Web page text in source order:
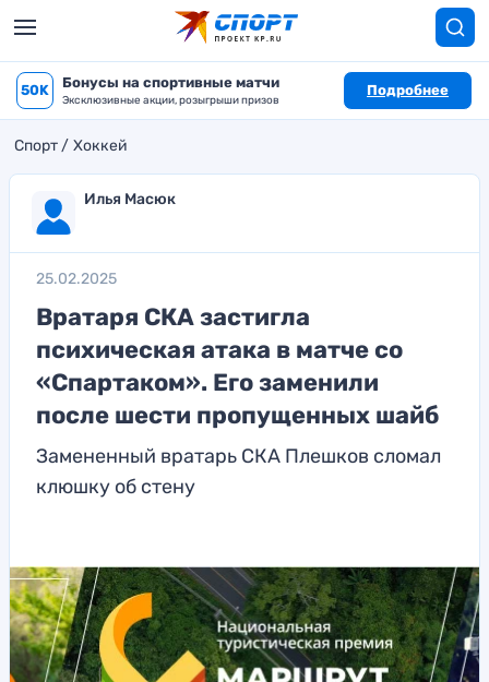
50K Бонусы на спортивные матчи
Эксклюзивные акции, розыгрыши призов
Подробнее
Спорт Хоккей
Илья Масюк
25.02.2025
Вратаря СКА застигла
психическая атака в матче со
«Спартаком». Его заменили
после шести пропущенных шайб
Замененный вратарь СКА Плешков сломал
клюшку об стену